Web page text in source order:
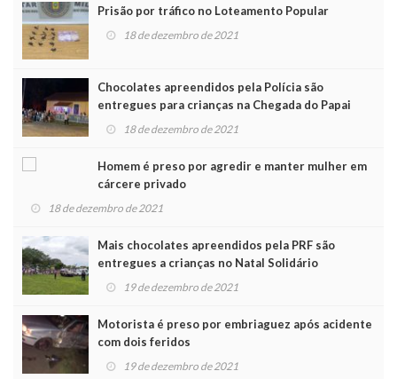
Prisão por tráfico no Loteamento Popular
18 de dezembro de 2021
Chocolates apreendidos pela Polícia são
entregues para crianças na Chegada do Papai
Noel 18 de dezembro de 2021
Homem é preso por agredir e manter mulher em
cárcere privado
18 de dezembro de 2021
Mais chocolates apreendidos pela PRF são
entregues a crianças no Natal Solidário
19 de dezembro de 2021
Motorista é preso por embriaguez após acidente
com dois feridos
19 de dezembro de 2021